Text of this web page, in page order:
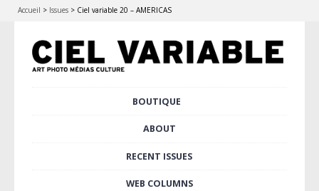
Accueil > Issues > Ciel variable 20 – AMERICAS
BOUTIQUE
ABOUT
RECENT ISSUES
WEB COLUMNS